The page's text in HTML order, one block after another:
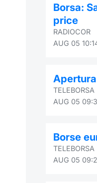
Borsa:
price
RADIOCOR
AUG 05
TELEBORSA
AUG 05
Borse
TELEBORSA
AUG 05